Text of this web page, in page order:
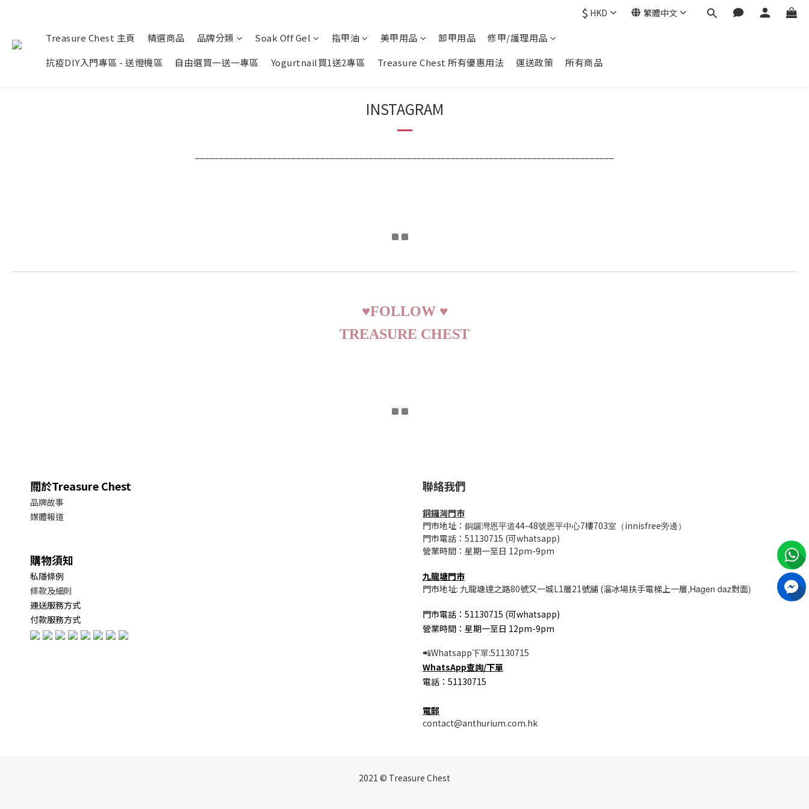
$ HKD 繁體中文
Treasure Chest 主頁 精選商品 品牌分類 Soak Off Gel 指甲油 美甲用品 卸甲用品
修甲/護理用品
抗疫DIY入門專區 - 送燈機區
自由選買一送一專區 Yogurtnail買1送2專區 Treasure Chest 所有優惠用法 運送政策 所有商品
INSTAGRAM
♥FOLLOW ♥
TREASURE CHEST
關於Treasure Chest
品牌故事
媒體報道
購物須知
私隱條例
條款及細則
運送服務方式
付款服務方式
聯絡我們
銅鑼灣門市
門市地址： 銅鑼灣恩平道44-48號恩平中心7樓703室（ innisfree旁邊）
門市電話：51130715 (可whatsapp)
營業時間：星期一至日 12pm-9pm
九龍塘門市
門市地址: 九龍塘達之路80號又一城L1層21號舖 (溜冰場扶手電梯上一層,Hagen daz對面)
門市電話：51130715 (可whatsapp)
營業時間：星期一至日 12pm-9pm
📲Whatsapp下單:51130715
WhatsApp查詢/下單
電話：51130715
電郵
contact@anthurium.com.hk
2021 © Treasure Chest